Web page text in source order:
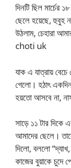
দিনটি ছিল মার্চের
ছেলে হয়েছে, হুবুহ
উঠলাম, চেহারা
choti uk
যাক এ যাত্রায়
গেলো। হঠাৎ
হয়তো আসবে না,
সাড়ে ১১ টার দিকে
আমাদের ছেলে।
দিলো, বললো
কাজের বুয়াকে চুদে